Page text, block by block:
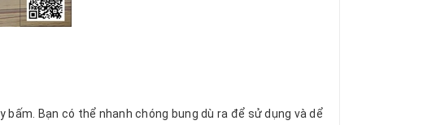
Bạn có thể nhanh chóng bung dù ra để sử dụng và dể